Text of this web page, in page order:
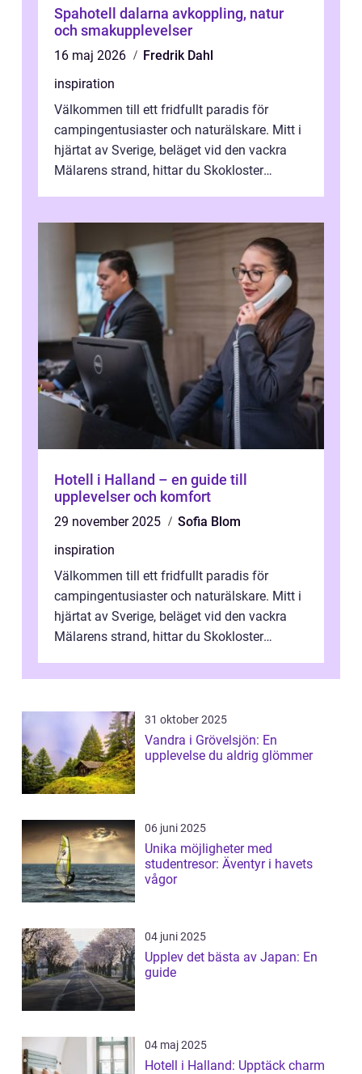
Spahotell dalarna avkoppling, natur
och smakupplevelser
16 maj 2026
Fredrik Dahl
inspiration
Välkommen till ett fridfullt paradis för
campingentusiaster och naturälskare. Mitt i
hjärtat av Sverige, beläget vid den vackra
Mälarens strand, hittar du Skokloster
Hotell i Halland – en guide till
upplevelser och komfort
29 november 2025
Sofia Blom
inspiration
Välkommen till ett fridfullt paradis för
campingentusiaster och naturälskare. Mitt i
hjärtat av Sverige, beläget vid den vackra
Mälarens strand, hittar du Skokloster
31 oktober 2025
Vandra i Grövelsjön: En
upplevelse du aldrig glömmer
06 juni 2025
Unika möjligheter med
studentresor: Äventyr i havets
vågor
04 juni 2025
Upplev det bästa av Japan: En
guide
04 maj 2025
Hotell i Halland: Upptäck charm